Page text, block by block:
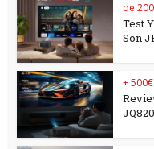
de
Test
Son
+ 500€